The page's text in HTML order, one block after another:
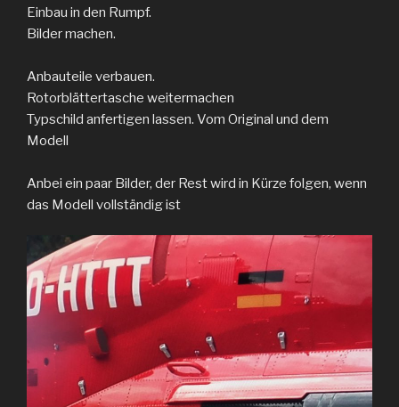
Einbau in den Rumpf.
Bilder machen.
Anbauteile verbauen.
Rotorblättertasche weitermachen
Typschild anfertigen lassen. Vom Original und dem
Modell
Anbei ein paar Bilder, der Rest wird in Kürze folgen, wenn
das Modell vollständig ist